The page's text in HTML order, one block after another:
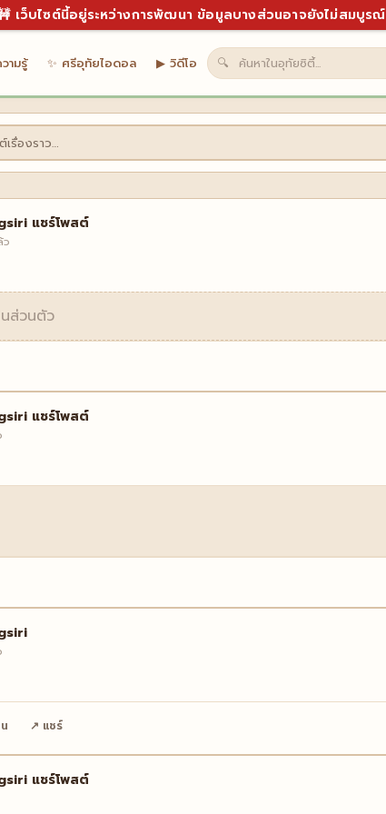
เว็บไซต์นี้อยู่ระหว่างการพัฒนา ข้อมูลบางส่วนอาจยังไม่สมบูรณ์
ามรู้ ✨ ศรีอุทัยไอดอล ▶ วิดีโอ 🔍
เรื่องราว…
บุญ 🗺️ เที่ยวอุทัย 🍜 เปิปข้าว 🏠 บ้านถิ่น ดูทั้งหมด →
แชร์โพสต์
ส่วนตัว
แชร์โพสต์
↗ แชร์
แชร์โพสต์